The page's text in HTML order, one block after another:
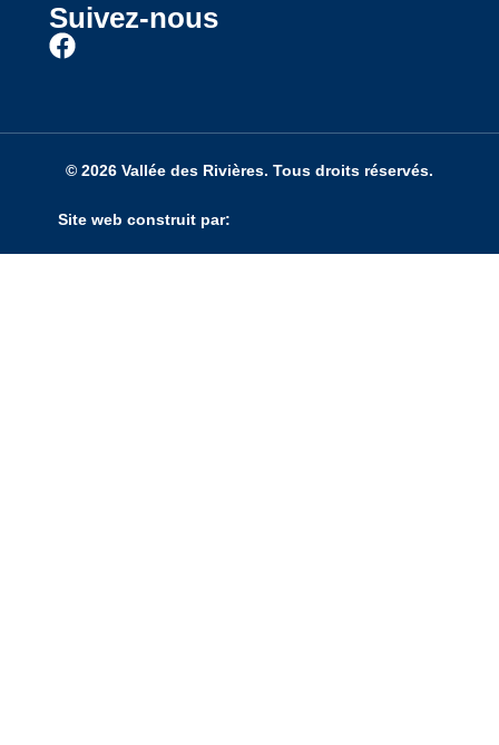
Suivez-nous
© 2026 Vallée des Rivières. Tous droits réservés.
Site web construit par: